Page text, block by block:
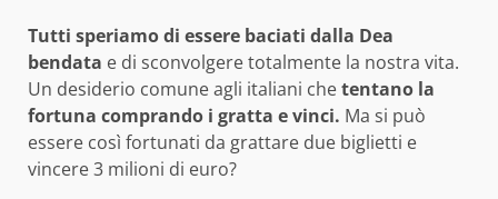
Tutti speriamo di essere baciati dalla Dea
bendata e di sconvolgere totalmente la nostra vita.
Un desiderio comune agli italiani chetentano la
fortuna comprando i gratta e vinci. Ma si può
essere così fortunati da grattare due biglietti e
vincere 3 milioni di euro?